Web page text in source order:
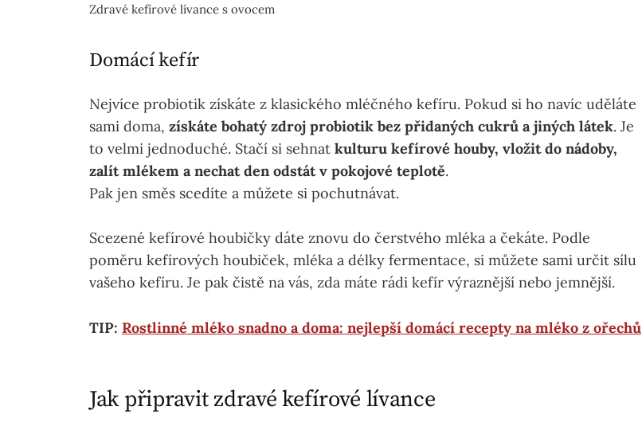
Zdravé kefírové lívance s ovocem
Domácí kefír
Nejvíce probiotik získáte z klasického mléčného kefíru. Pokud si ho navíc uděláte
sami doma, získáte bohatý zdroj probiotik bez přidaných cukrů a jiných látek. Je
to velmi jednoduché. Stačí si sehnat kulturu kefírové houby, vložit do nádoby,
zalít mlékem a nechat den odstát v pokojové teplotě.
Pak jen směs scedíte a můžete si pochutnávat.
Scezené kefírové houbičky dáte znovu do čerstvého mléka a čekáte. Podle
poměru kefírových houbiček, mléka a délky fermentace, si můžete sami určit sílu
vašeho kefíru. Je pak čistě na vás, zda máte rádi kefír výraznější nebo jemnější.
TIP: Rostlinné mléko snadno a doma: nejlepší domácí recepty na mléko z ořechů
Jak připravit zdravé kefírové lívance